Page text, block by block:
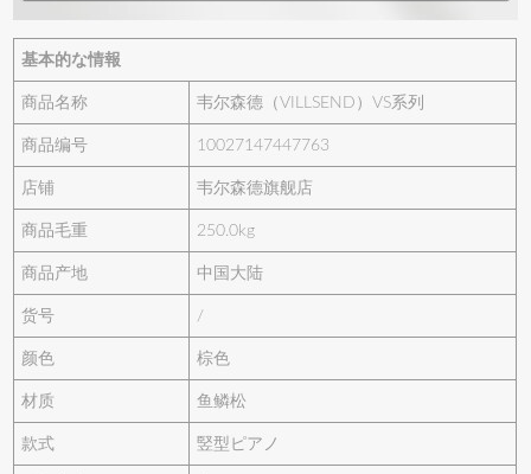
基本的な情報
商品名称 韦尔森德（VILLSEND）VS系列
商品编号 10027147447763
店铺 韦尔森德旗舰店
商品毛重 250.0kg
商品产地 中国大陆
货号 /
颜色 棕色
材质 鱼鳞松
款式 竪型ピアノ